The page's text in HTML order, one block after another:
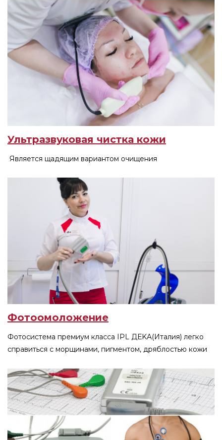
Ультразвуковая чистка кожи
Является щадящим вариантом очищения
Фотоомоложение
Фотосистема премиум класса IPL ДЕKА(Италия) легко
справиться с морщинами, пигментом, дряблостью кожи